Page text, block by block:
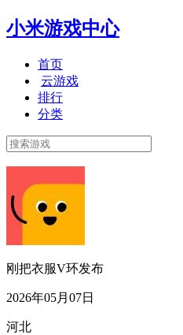
小米游戏中心
首页
云游戏
排行
分类
刚把衣服V环发布
2026年05月07日
河北